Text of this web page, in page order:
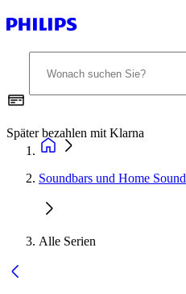
Später bezahlen mit Klarna
Soundbars und Home Sound
Alle Serien